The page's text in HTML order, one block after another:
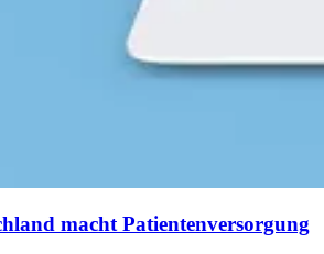
macht Patientenversorgung